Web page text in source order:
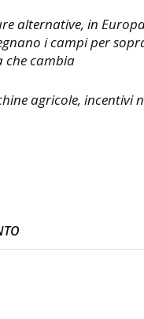
alternative, in
i campi per
che cambia
agricole, incentivi